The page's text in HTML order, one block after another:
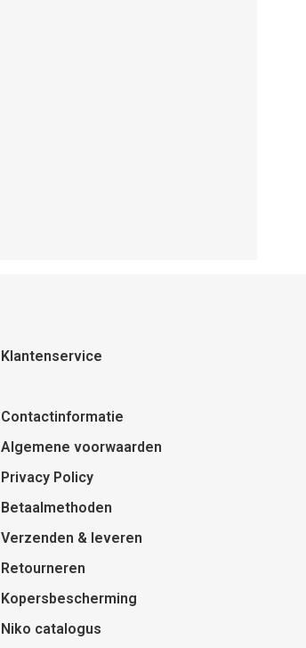
Klantenservice
Contactinformatie
Algemene voorwaarden
Privacy Policy
Betaalmethoden
Verzenden & leveren
Retourneren
Kopersbescherming
Niko catalogus